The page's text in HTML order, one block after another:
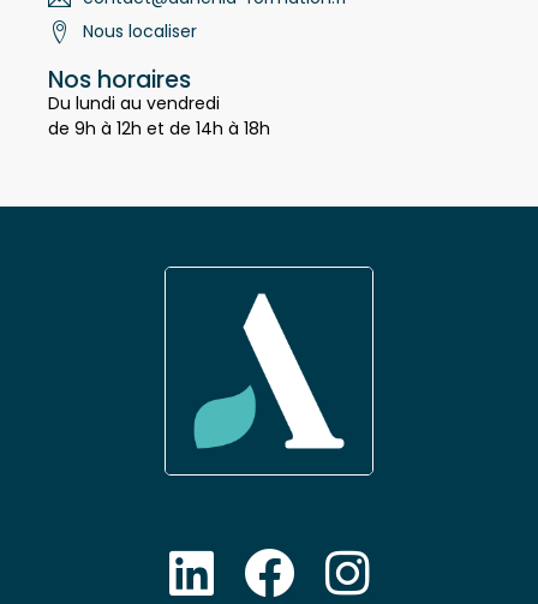
contact@adhenia-formation.fr
Nos horaires
Du lundi au vendredi